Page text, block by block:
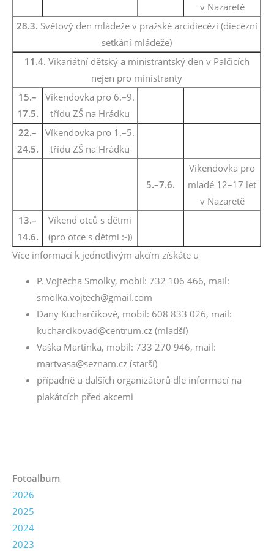
v Nazaretě
28.3. Světový den mládeže v pražské arcidiecézi (diecézní
setkání mládeže)
11.4. Vikariátní dětský a ministrantský den v Palčicích
nejen pro ministranty
15.–
17.5.
Víkendovka pro 6.–9.
třídu ZŠ na Hrádku
22.–
24.5.
Víkendovka pro 1.–5.
třídu ZŠ na Hrádku
5.–7.6.
Víkendovka pro
mladé 12–17 let
v Nazaretě
13.–
14.6.
Víkend otců s dětmi
(pro otce s dětmi :-))
Více informací k jednotlivým akcím získáte u
P. Vojtěcha Smolky, mobil: 732 106 466, mail:
smolka.vojtech@gmail.com
Dany Kucharčíkové, mobil: 608 833 026, mail:
kucharcikovad@centrum.cz (mladší)
Vaška Martínka, mobil: 733 270 946, mail:
martvasa@seznam.cz (starší)
případně u dalších organizátorů dle informací na
plakátcích před akcemi
Fotoalbum
2026
2025
2024
2023